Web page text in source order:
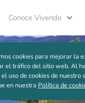
Conoce Vivendo
cookies para mejorar la
el tráfico del sitio web. Al
uso de cookies de nuestro
en nuestra Política de